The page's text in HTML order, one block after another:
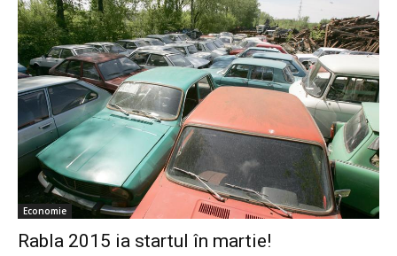
Economie
Rabla 2015 ia startul în martie!